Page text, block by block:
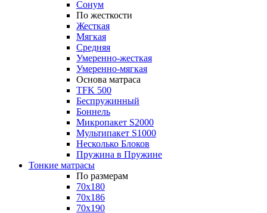
Сонум
По жесткости
Жесткая
Мягкая
Средняя
Умеренно-жесткая
Умеренно-мягкая
Основа матраса
TFK 500
Беспружинный
Боннель
Микропакет S2000
Мультипакет S1000
Несколько Блоков
Пружина в Пружине
Тонкие матрасы
По размерам
70x180
70x186
70x190